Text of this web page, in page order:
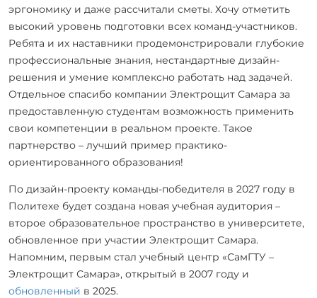
эргономику и даже рассчитали сметы. Хочу отметить
высокий уровень подготовки всех команд-участников.
Ребята и их наставники продемонстрировали глубокие
профессиональные знания, нестандартные дизайн-
решения и умение комплексно работать над задачей.
Отдельное спасибо компании Электрощит Самара за
предоставленную студентам возможность применить
свои компетенции в реальном проекте. Такое
партнерство – лучший пример практико-
ориентированного образования!
По дизайн-проекту команды-победителя в 2027 году в
Политехе будет создана новая учебная аудитория –
второе образовательное пространство в университете,
обновленное при участии Электрощит Самара.
Напомним, первым стал учебный центр «СамГТУ –
Электрощит Самара», открытый в 2007 году и
обновленный в 2025.